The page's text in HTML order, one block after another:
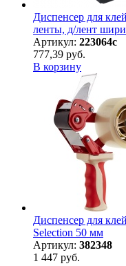
Диспенсер для
ленты, д/лент
Артикул: 223064с
777,39 руб.
В корзину
Диспенсер для
Selection 50 мм
Артикул: 382348
1 447 руб.